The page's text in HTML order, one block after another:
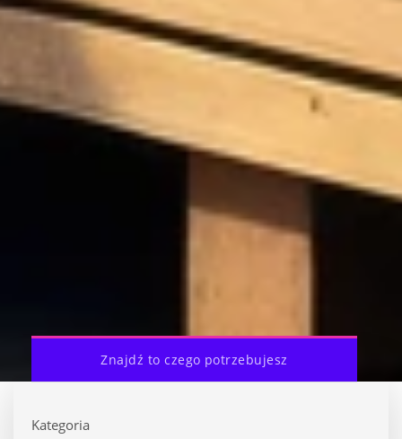
Znajdź to czego potrzebujesz
Kategoria